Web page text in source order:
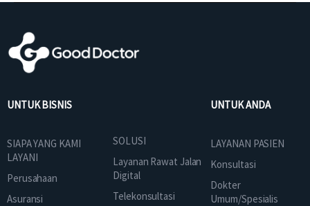
UNTUK BISNIS
SIAPA YANG KAMI
LAYANI
Perusahaan
Asuransi
SOLUSI
Layanan Rawat Jalan
Digital
Telekonsultasi
UNTUK ANDA
LAYANAN PASIEN
Konsultasi
Dokter
Umum/Spesialis